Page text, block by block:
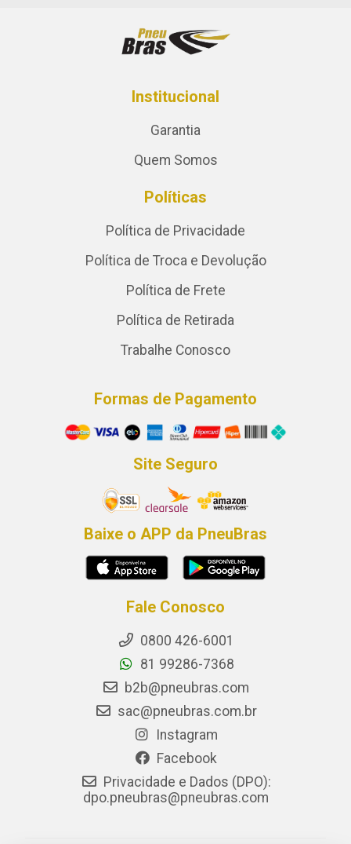
Institucional
Garantia
Quem Somos
Políticas
Política de Privacidade
Política de Troca e Devolução
Política de Frete
Política de Retirada
Trabalhe Conosco
Formas de Pagamento
Site Seguro
Baixe o APP da PneuBras
Fale Conosco
0800 426-6001
81 99286-7368
b2b@pneubras.com
sac@pneubras.com.br
Instagram
Facebook
Privacidade e Dados (DPO):
dpo.pneubras@pneubras.com